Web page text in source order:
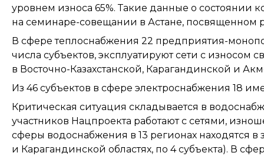
уровнем износа 65%. Такие данные о
на семинаре-совещании в Астане, посвященном
В сфере теплоснабжения 22 предприятия-
числа субъектов, эксплуатируют сети с износом
в Восточно-Казахстанской, Карагандинской и
Из 46 субъектов в сфере электроснабжения 18
Критическая ситуация складывается в
участников Нацпроекта работают с сетями,
сферы водоснабжения в 13 регионах находятся
и Карагандинской областях, по 4 субъекта). В